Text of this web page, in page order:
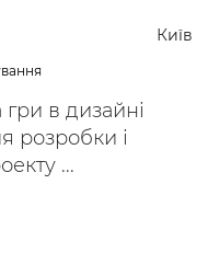
Київ
в дизайні
розробки і
...